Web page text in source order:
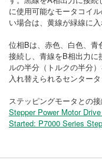
に使用可能なモータコイ
い場合は、黄線が緑線に
位相Bは、赤色、白色、
接続し、青線をB相出力に
ルの半分（トルクの半分
入れ替えられるセンタータ
ステッピングモータとの接
Stepper Power Motor
Started: P7000 Series